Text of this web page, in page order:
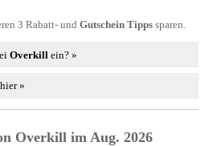
3 Rabatt- und Gutschein Tippssparen.
Overkill ein? »
»
Overkill im Aug. 2026